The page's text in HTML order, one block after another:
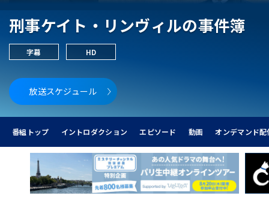
刑事ケイト・リンヴィルの事件簿
字幕 HD
放送スケジュール
番組トップ イントロダクション エピソード 動画 オンデマンド配